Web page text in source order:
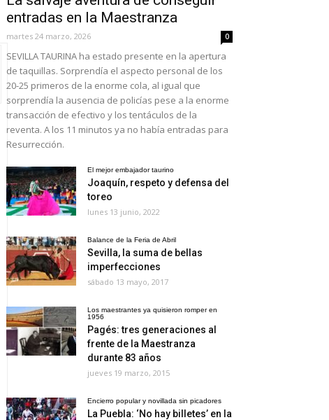
entradas en la Maestranza
martes 24 marzo, 2026 0
SEVILLA TAURINA ha estado presente en la apertura
de taquillas. Sorprendía el aspecto personal de los
20-25 primeros de la enorme cola, al igual que
sorprendía la ausencia de policías pese a la enorme
transacción de efectivo y los tentáculos de la
reventa. A los 11 minutos ya no había entradas para
Resurrección.
El mejor embajador taurino
Joaquín, respeto y defensa del
toreo
lunes 13 junio, 2022
Balance de la Feria de Abril
Sevilla, la suma de bellas
imperfecciones
sábado 13 mayo, 2017
Los maestrantes ya quisieron romper en
1956
Pagés: tres generaciones al
frente de la Maestranza
durante 83 años
jueves 19 marzo, 2015
Encierro popular y novillada sin picadores
La Puebla: ‘No hay billetes’ en la